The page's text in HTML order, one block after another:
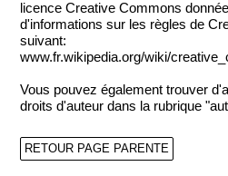
licence Creative Commons
d'informations sur les règles de
suivant:
www.fr.wikipedia.org/wiki/
Vous pouvez également trouver
droits d'auteur dans la rubrique
RETOUR PAGE PARENTE